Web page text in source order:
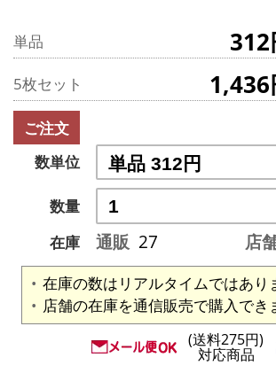
単品 312
5枚セット 1,436
ご注文
数単位
数量
在庫
通販 27 店
在庫の数はリアルタイムではあり
店舗の在庫を通信販売で購入でき
(送料275円)
対応商品